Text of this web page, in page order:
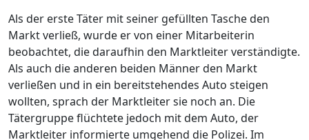
Als der erste Täter mit seiner gefüllten Tasche den
Markt verließ, wurde er von einer Mitarbeiterin
beobachtet, die daraufhin den Marktleiter verständigte.
Als auch die anderen beiden Männer den Markt
verließen und in ein bereitstehendes Auto steigen
wollten, sprach der Marktleiter sie noch an. Die
Tätergruppe flüchtete jedoch mit dem Auto, der
Marktleiter informierte umgehend die Polizei. Im